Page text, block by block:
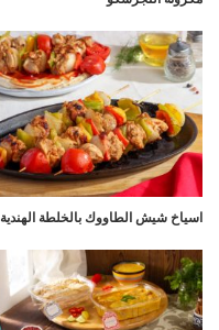
اسياخ شيش الطاووك بالخلطة الهندية